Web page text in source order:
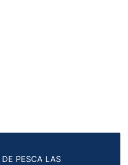
PESCA LAS